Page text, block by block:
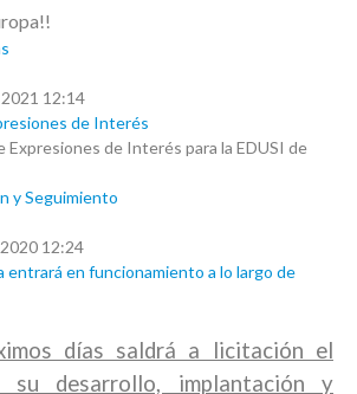
12:14
de Interés
Expresiones de Interés para la EDUSI de
y Seguimiento
12:24
entrará en funcionamiento a lo largo de
días saldrá a licitación el
su desarrollo, implantación y